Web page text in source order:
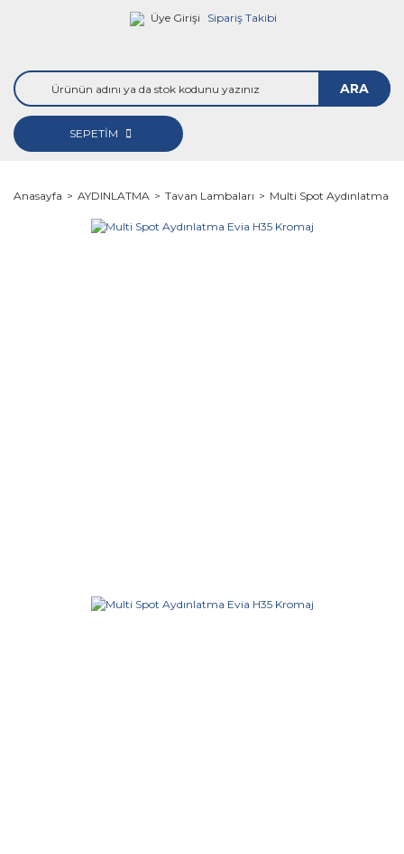
Üye Girişi Sipariş Takibi
ARA
SEPETİM
Anasayfa AYDINLATMA Tavan Lambaları Multi Spot Aydınlatma